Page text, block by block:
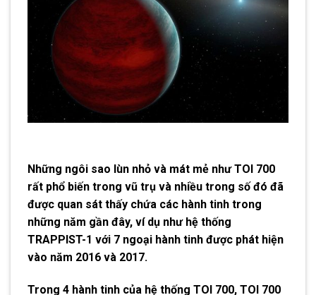
Những ngôi sao lùn nhỏ và mát mẻ như TOI 700
rất phổ biến trong vũ trụ và nhiều trong số đó đã
được quan sát thấy chứa các hành tinh trong
những năm gần đây, ví dụ như hệ thống
TRAPPIST-1 với 7 ngoại hành tinh được phát hiện
vào năm 2016 và 2017.
Trong 4 hành tinh của hệ thống TOI 700, TOI 700